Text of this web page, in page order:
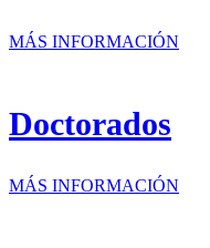
MÁS INFORMACIÓN
Doctorados
MÁS INFORMACIÓN